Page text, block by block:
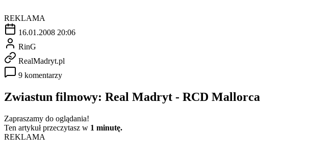
REKLAMA
16.01.2008 20:06
RinG
RealMadryt.pl
9 komentarzy
Zwiastun filmowy: Real Madryt - RCD Mallorca
Zapraszamy do oglądania!
Ten artykuł przeczytasz w 1 minutę.
REKLAMA